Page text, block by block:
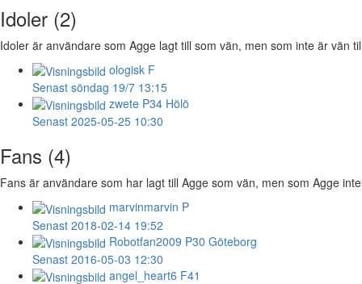
Idoler (2)
Idoler är användare som Agge lagt till som vän, men som inte är vän
ologisk F
Senast söndag 19/7 13:15
zwete P34 Hölö
Senast 2025-05-25 10:30
Fans (4)
Fans är användare som har lagt till Agge som vän, men som Agge
marvinmarvin P
Senast 2018-02-14 19:52
Robotfan2009 P30 Göteborg
Senast 2016-05-03 12:30
angel_heart6 F41